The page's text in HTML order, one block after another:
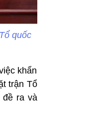
quốc
khẩn
trận Tổ
đề ra và